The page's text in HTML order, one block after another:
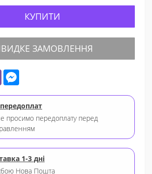
КУПИТИ
ЗАМОВЛЕННЯ
Viber
просимо передоплату перед
1-3 дні
Нова Пошта